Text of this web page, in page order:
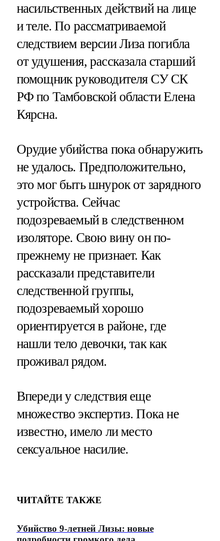
насильственных действий на лице
и теле. По рассматриваемой
следствием версии Лиза погибла
от удушения, рассказала старший
помощник руководителя СУ СК
РФ по Тамбовской области Елена
Кярсна.
Орудие убийства пока обнаружить
не удалось. Предположительно,
это мог быть шнурок от зарядного
устройства. Сейчас
подозреваемый в следственном
изоляторе. Свою вину он по-
прежнему не признает. Как
рассказали представители
следственной группы,
подозреваемый хорошо
ориентируется в районе, где
нашли тело девочки, так как
проживал рядом.
Впереди у следствия еще
множество экспертиз. Пока не
известно, имело ли место
сексуальное насилие.
ЧИТАЙТЕ ТАКЖЕ
Убийство 9-летней Лизы: новые